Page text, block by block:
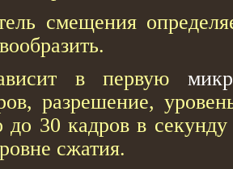
смещения
в первую
разрешение,
до 30 кадров в
сжатия.